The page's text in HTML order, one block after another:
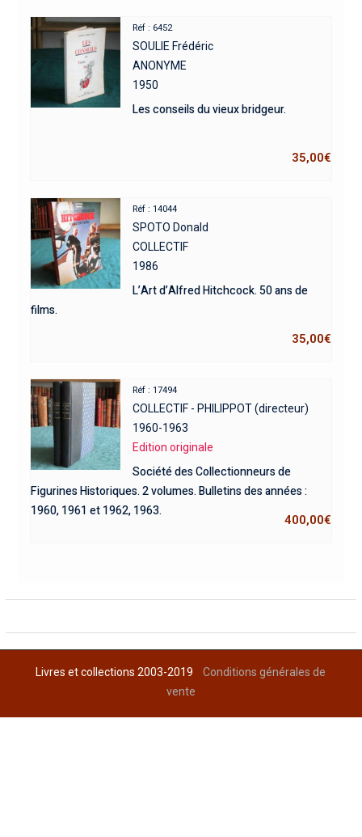
Réf : 6452
SOULIE Frédéric
ANONYME
1950
Les conseils du vieux bridgeur.
35,00€
Réf : 14044
SPOTO Donald
COLLECTIF
1986
L’Art d’Alfred Hitchcock. 50 ans de
films.
35,00€
Réf : 17494
COLLECTIF - PHILIPPOT (directeur)
1960-1963
Edition originale
Société des Collectionneurs de
Figurines Historiques. 2 volumes. Bulletins des années :
1960, 1961 et 1962, 1963.
400,00€
Livres et collections 2003-2019Conditions générales de
vente